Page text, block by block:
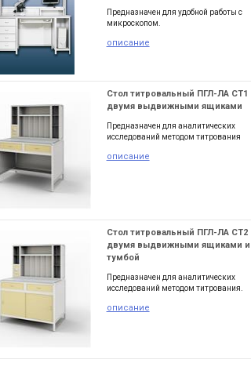
Предназначен для удобной работы с
микроскопом.
описание
Стол титровальный ПГЛ-ЛА СТ1
двумя выдвижными ящиками
Предназначен для аналитических
исследований методом титрования
описание
Стол титровальный ПГЛ-ЛА СТ2
двумя выдвижными ящиками и
тумбой
Предназначен для аналитических
исследований методом титрования.
описание